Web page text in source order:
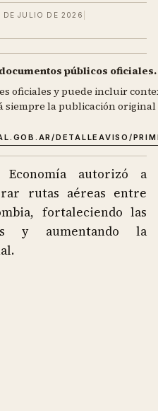
DE JULIO DE 2026
públicos oficiales.
oficiales y puede incluir
siempre la publicación
DETALLEAVISO/
autorizó a
rutas aéreas entre
fortaleciendo las
y aumentando la